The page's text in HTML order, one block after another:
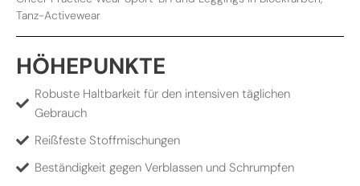
Tanz-Activewear
HÖHEPUNKTE
Robuste Haltbarkeit für den intensiven täglichen
Gebrauch
Reißfeste Stoffmischungen
Beständigkeit gegen Verblassen und Schrumpfen